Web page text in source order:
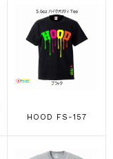
HOOD FS-157